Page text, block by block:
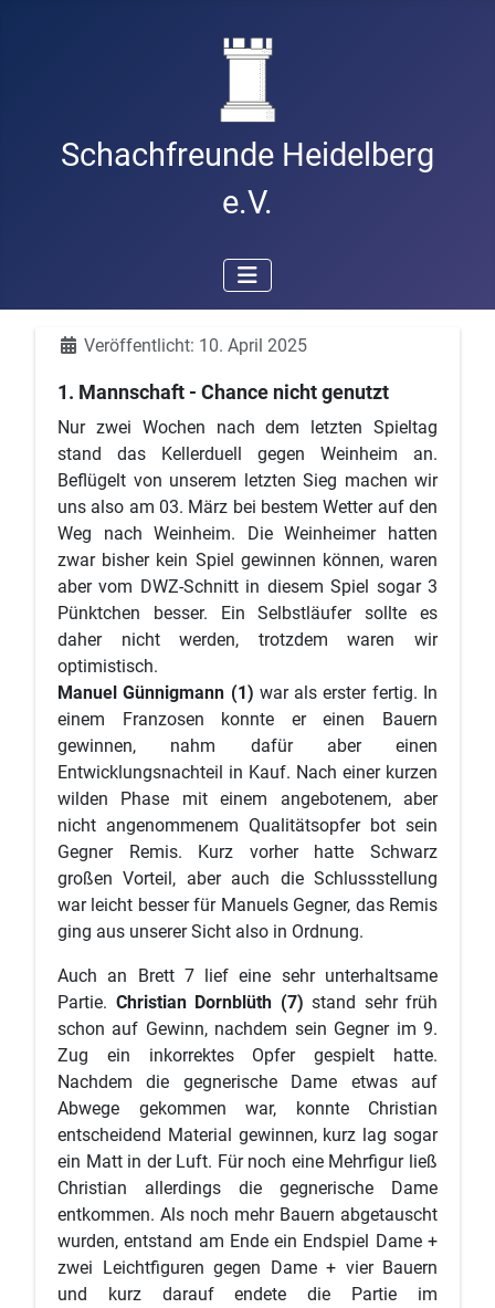
Schachfreunde Heidelberg
e.V.
DetailsVeröffentlicht: 10. April 2025
1. Mannschaft - Chance nicht genutzt
Nur zwei Wochen nach dem letzten Spieltag
stand das Kellerduell gegen Weinheim an.
Beflügelt von unserem letzten Sieg machen wir
uns also am 03. März bei bestem Wetter auf den
Weg nach Weinheim. Die Weinheimer hatten
zwar bisher kein Spiel gewinnen können, waren
aber vom DWZ-Schnitt in diesem Spiel sogar 3
Pünktchen besser. Ein Selbstläufer sollte es
daher nicht werden, trotzdem waren wir
optimistisch.
Manuel Günnigmann (1) war als erster fertig. In
einem Franzosen konnte er einen Bauern
gewinnen, nahm dafür aber einen
Entwicklungsnachteil in Kauf. Nach einer kurzen
wilden Phase mit einem angebotenem, aber
nicht angenommenem Qualitätsopfer bot sein
Gegner Remis. Kurz vorher hatte Schwarz
großen Vorteil, aber auch die Schlussstellung
war leicht besser für Manuels Gegner, das Remis
ging aus unserer Sicht also in Ordnung.
Auch an Brett 7 lief eine sehr unterhaltsame
Partie. Christian Dornblüth (7) stand sehr früh
schon auf Gewinn, nachdem sein Gegner im 9.
Zug ein inkorrektes Opfer gespielt hatte.
Nachdem die gegnerische Dame etwas auf
Abwege gekommen war, konnte Christian
entscheidend Material gewinnen, kurz lag sogar
ein Matt in der Luft. Für noch eine Mehrfigur ließ
Christian allerdings die gegnerische Dame
entkommen. Als noch mehr Bauern abgetauscht
wurden, entstand am Ende ein Endspiel Dame +
zwei Leichtfiguren gegen Dame + vier Bauern
und kurz darauf endete die Partie im